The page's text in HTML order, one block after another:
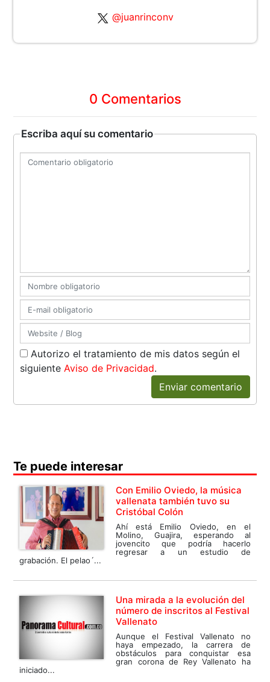
@juanrinconv
0 Comentarios
Escriba aquí su comentario
Autorizo el tratamiento de mis datos según el
siguienteAviso de Privacidad.
Enviar comentario
Te puede interesar
Con Emilio Oviedo, la música
vallenata también tuvo su
Cristóbal Colón
Ahí está Emilio Oviedo, en el
Molino, Guajira, esperando al
jovencito que podría hacerlo
regresar a un estudio de
grabación. El pelao´...
Una mirada a la evolución del
número de inscritos al Festival
Vallenato
Aunque el Festival Vallenato no
haya empezado, la carrera de
obstáculos para conquistar esa
gran corona de Rey Vallenato ha
iniciado...